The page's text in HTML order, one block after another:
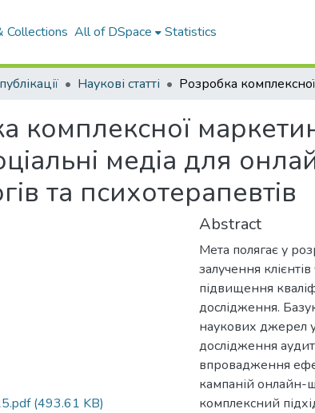
Collections All of DSpace Statistics
Наукові статті
комплексної
медіа для
та психотерапевтів
(493.61 KB)
Abstract
Мета полягає у
залучення
підвищення
дослідження.
наукових джерел
дослідження
впровадження
кампаній онлайн-
комплексний